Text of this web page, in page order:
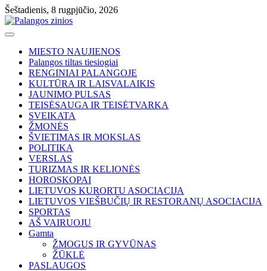
Skip
to
content
Šeštadienis, 8 rugpjūčio, 2026
MIESTO NAUJIENOS
Palangos tiltas tiesiogiai
RENGINIAI PALANGOJE
KULTŪRA IR LAISVALAIKIS
JAUNIMO PULSAS
TEISĖSAUGA IR TEISĖTVARKA
SVEIKATA
ŽMONĖS
ŠVIETIMAS IR MOKSLAS
POLITIKA
VERSLAS
TURIZMAS IR KELIONĖS
HOROSKOPAI
LIETUVOS KURORTU ASOCIACIJA
LIETUVOS VIEŠBUČIŲ IR RESTORANŲ ASOCIACIJA
SPORTAS
AŠ VAIRUOJU
Gamta
ŽMOGUS IR GYVŪNAS
ŽŪKLĖ
PASLAUGOS